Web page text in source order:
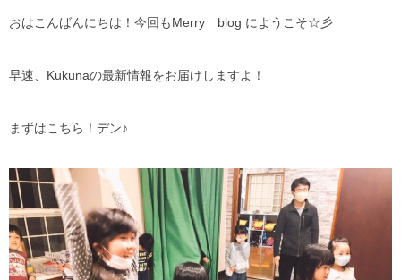
おはこんばんにちは！今回もMerry blog にようこそ☆彡
早速、Kukunaの最新情報をお届けしますよ！
まずはこちら！デン♪